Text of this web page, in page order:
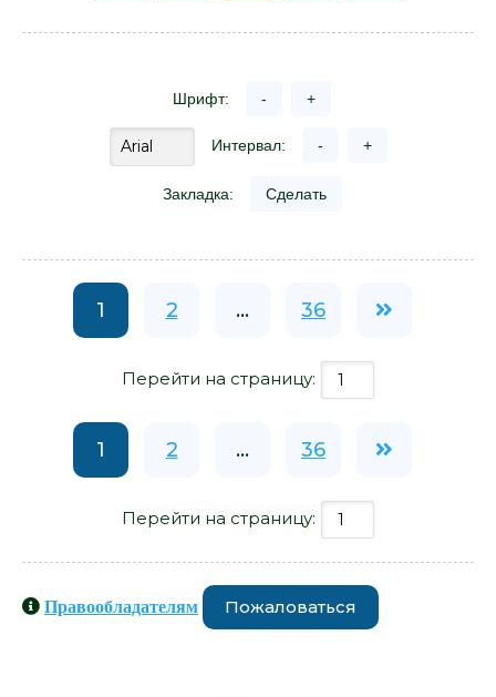
Шрифт: - +
Интервал: - +
Закладка: Сделать
1 2 ... 36
Перейти на страницу:
1 2 ... 36
Перейти на страницу:
Правообладателям Пожаловаться